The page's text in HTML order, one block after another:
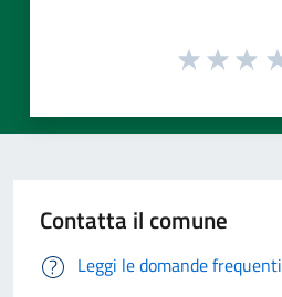
Contatta il comune
Leggi le domande frequenti